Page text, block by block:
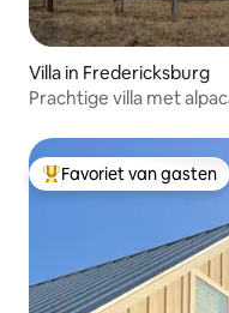
Villa in Fredericksburg
Prachtige villa met
Topfavoriet van gasten
Favoriet van gasten